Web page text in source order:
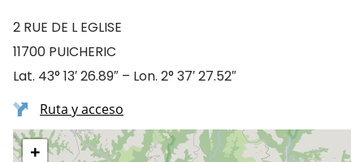
2 RUE DE L EGLISE
11700 PUICHERIC
Lat. 43° 13′ 26.89″ – Lon. 2° 37′ 27.52″
Ruta y acceso
+